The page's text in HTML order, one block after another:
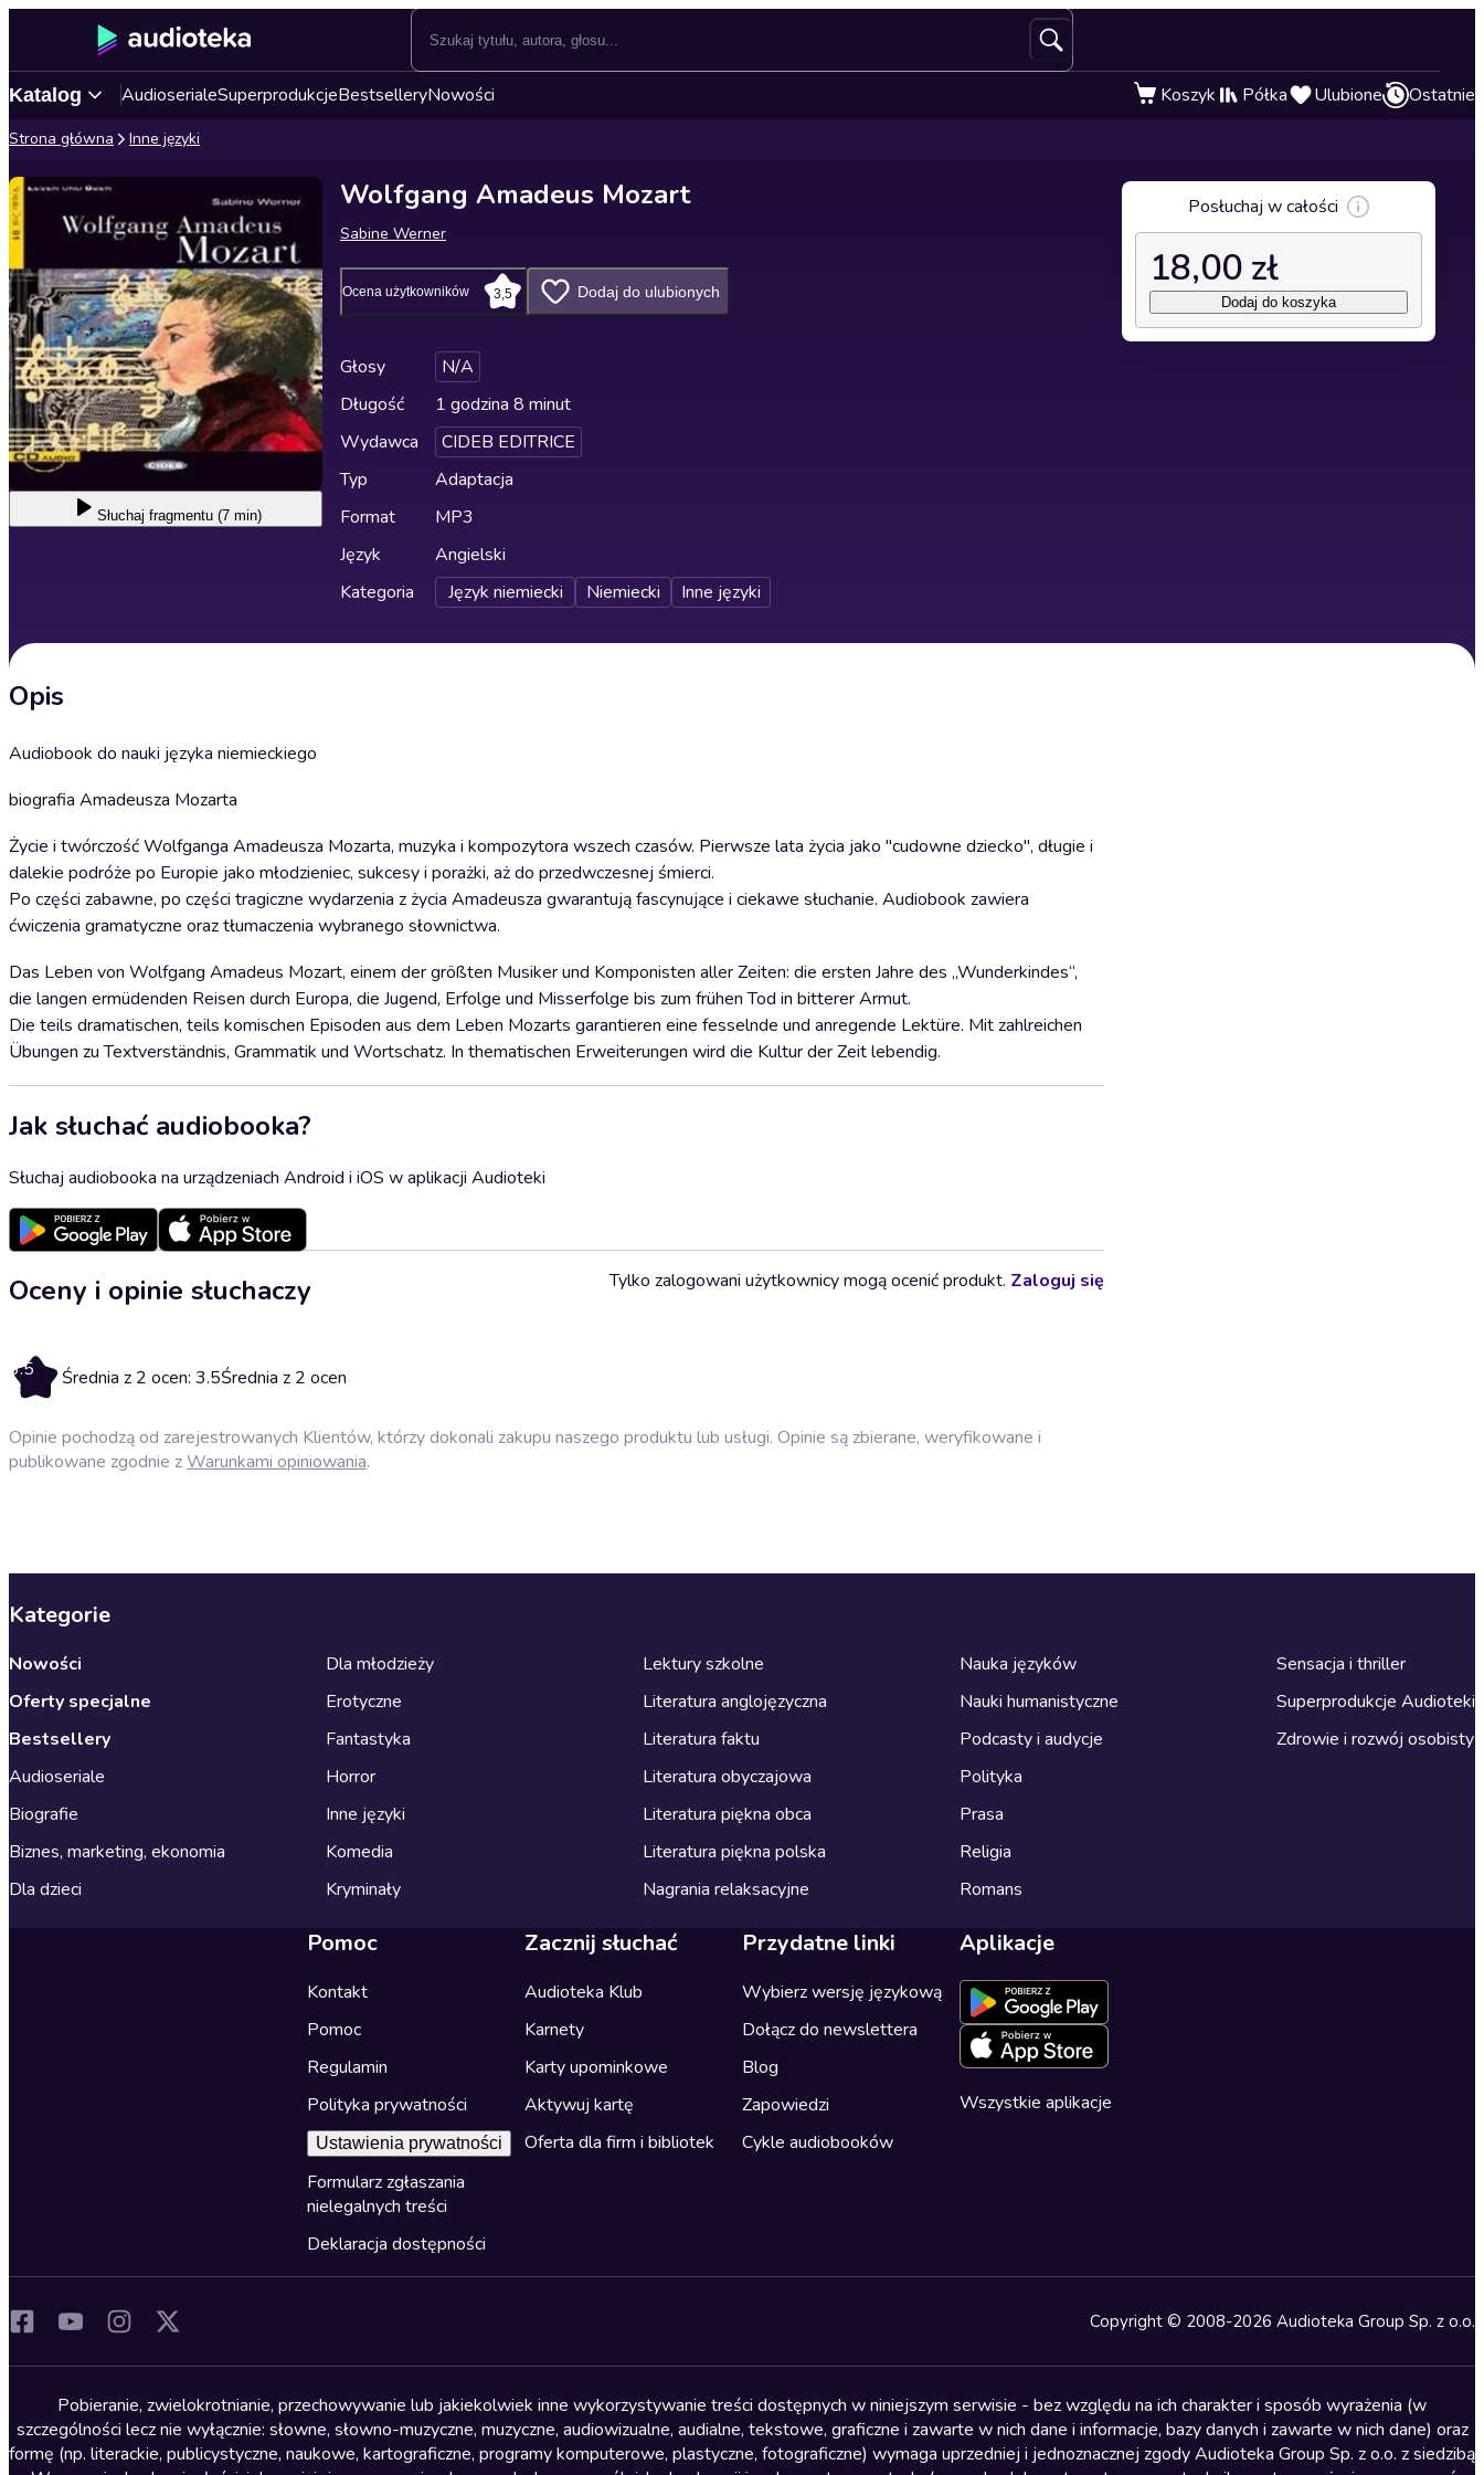
Katalog AudioserialeSuperprodukcjeBestselleryNowości Koszyk Półka Ulubione Ostatnie
Strona główna Inne języki
Słuchaj fragmentu (7 min)
Wolfgang Amadeus Mozart
Sabine Werner
Ocena użytkowników 3,5 Dodaj do ulubionych
Głosy
N/A
Długość
1 godzina 8 minut
Wydawca
CIDEB EDITRICE
Typ
Adaptacja
Format
MP3
Język
Angielski
Kategoria
Język niemiecki Niemiecki Inne języki
Opis
Audiobook do nauki języka niemieckiego
biografia Amadeusza Mozarta
Życie i twórczość Wolfganga Amadeusza Mozarta, muzyka i kompozytora wszech czasów. Pierwsze lata życia jako "cudowne dziecko", długie i
dalekie podróże po Europie jako młodzieniec, sukcesy i porażki, aż do przedwczesnej śmierci.
Po części zabawne, po części tragiczne wydarzenia z życia Amadeusza gwarantują fascynujące i ciekawe słuchanie. Audiobook zawiera
ćwiczenia gramatyczne oraz tłumaczenia wybranego słownictwa.
Das Leben von Wolfgang Amadeus Mozart, einem der größten Musiker und Komponisten aller Zeiten: die ersten Jahre des „Wunderkindes“,
die langen ermüdenden Reisen durch Europa, die Jugend, Erfolge und Misserfolge bis zum frühen Tod in bitterer Armut.
Die teils dramatischen, teils komischen Episoden aus dem Leben Mozarts garantieren eine fesselnde und anregende Lektüre. Mit zahlreichen
Übungen zu Textverständnis, Grammatik und Wortschatz. In thematischen Erweiterungen wird die Kultur der Zeit lebendig.
Jak słuchać audiobooka?
Słuchaj audiobooka na urządzeniach Android i iOS w aplikacji Audioteki
Oceny i opinie słuchaczy
3.5 Średnia z 2 ocen: 3.5Średnia z 2 ocen
Tylko zalogowani użytkownicy mogą ocenić produkt. Zaloguj się
Opinie pochodzą od zarejestrowanych Klientów, którzy dokonali zakupu naszego produktu lub usługi. Opinie są zbierane, weryfikowane i
publikowane zgodnie zWarunkami opiniowania.
Posłuchaj w całości
18,00 zł
Dodaj do koszyka
Kategorie
Nowości
Oferty specjalne
Bestsellery
Audioseriale
Biografie
Biznes, marketing, ekonomia
Dla dzieci
Dla młodzieży
Erotyczne
Fantastyka
Horror
Inne języki
Komedia
Kryminały
Lektury szkolne
Literatura anglojęzyczna
Literatura faktu
Literatura obyczajowa
Literatura piękna obca
Literatura piękna polska
Nagrania relaksacyjne
Nauka języków
Nauki humanistyczne
Podcasty i audycje
Polityka
Prasa
Religia
Romans
Sensacja i thriller
Superprodukcje Audioteki
Zdrowie i rozwój osobisty
Pomoc
Kontakt
Pomoc
Regulamin
Polityka prywatności
Ustawienia prywatności
Formularz zgłaszania
nielegalnych treści
Deklaracja dostępności
Zacznij słuchać
Audioteka Klub
Karnety
Karty upominkowe
Aktywuj kartę
Oferta dla firm i bibliotek
Przydatne linki
Wybierz wersję językową
Dołącz do newslettera
Blog
Zapowiedzi
Cykle audiobooków
Aplikacje
Wszystkie aplikacje
Copyright © 2008-2026 Audioteka Group Sp. z o.o.
Pobieranie, zwielokrotnianie, przechowywanie lub jakiekolwiek inne wykorzystywanie treści dostępnych w niniejszym serwisie - bez względu na ich charakter i sposób wyrażenia (w
szczególności lecz nie wyłącznie: słowne, słowno-muzyczne, muzyczne, audiowizualne, audialne, tekstowe, graficzne i zawarte w nich dane i informacje, bazy danych i zawarte w nich dane) oraz
formę (np. literackie, publicystyczne, naukowe, kartograficzne, programy komputerowe, plastyczne, fotograficzne) wymaga uprzedniej i jednoznacznej zgody Audioteka Group Sp. z o.o. z siedzibą